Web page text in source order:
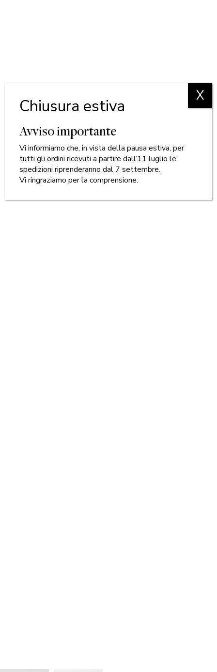
Chiusura estiva
Avviso importante
Vi informiamo che, in vista della pausa estiva, per
tutti gli ordini ricevuti a partire dall’11 luglio le
spedizioni riprenderanno dal 7 settembre.
Vi ringraziamo per la comprensione.
X